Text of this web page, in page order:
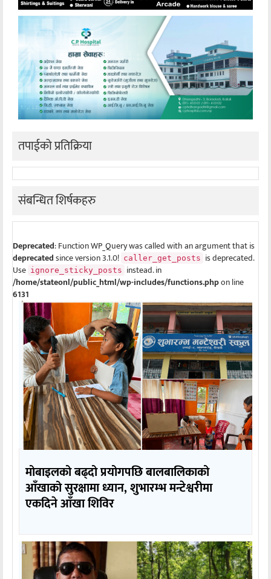
तपाईको प्रतिक्रिया
संबन्धित शिर्षकहरु
Deprecated: Function WP_Query was called with an argument that is
deprecatedsince version 3.1.0! caller_get_posts is deprecated.
Use ignore_sticky_posts instead. in
/home/stateonl/public_html/wp-includes/functions.phpon line
6131
मोबाइलको बढ्दो प्रयोगपछि बालबालिकाको
आँखाको सुरक्षामा ध्यान, शुभारम्भ मन्टेश्वरीमा
एकदिने आँखा शिविर